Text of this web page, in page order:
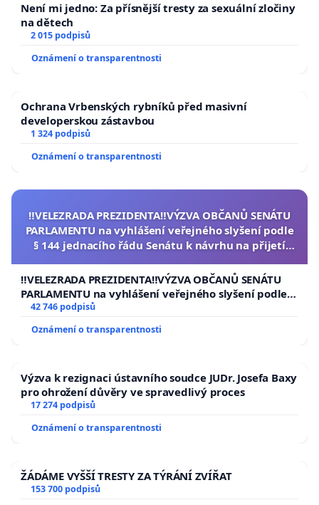
Není mi jedno: Za přísnější tresty za sexuální zločiny
na dětech
2 015 podpisů
Oznámení o transparentnosti
Ochrana Vrbenských rybníků před masivní
developerskou zástavbou
1 324 podpisů
Oznámení o transparentnosti
‼️VELEZRADA PREZIDENTA‼️VÝZVA OBČANŮ SENÁTU
PARLAMENTU na vyhlášení veřejného slyšení podle
§ 144 jednacího řádu Senátu k návrhu na přijetí
republiky
‼️VELEZRADA PREZIDENTA‼️VÝZVA OBČANŮ SENÁTU
PARLAMENTU na vyhlášení veřejného slyšení podle §
144 jednacího řádu Senátu k návrhu na přijetí
usnesení k podání ústavní žaloby na prezidenta
republiky
42 746 podpisů
Oznámení o transparentnosti
Výzva k rezignaci ústavního soudce JUDr. Josefa Baxy
pro ohrožení důvěry ve spravedlivý proces
17 274 podpisů
Oznámení o transparentnosti
ŽÁDÁME VYŠŠÍ TRESTY ZA TÝRÁNÍ ZVÍŘAT
153 700 podpisů